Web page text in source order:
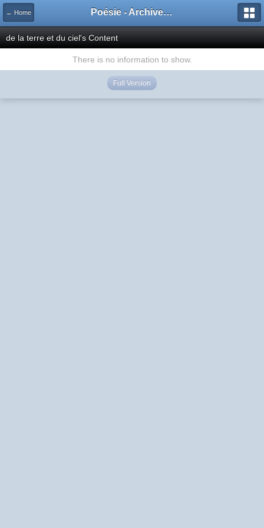
← Home Poésie - Archives de Toute La Poésie - 2005 - 2006
de la terre et du ciel's Content
There is no information to show.
Full Version